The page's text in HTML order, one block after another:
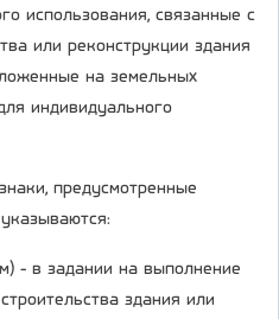
использования, связанные с
или реконструкции здания
на земельных
индивидуального
предусмотренные
- в задании на выполнение
здания или